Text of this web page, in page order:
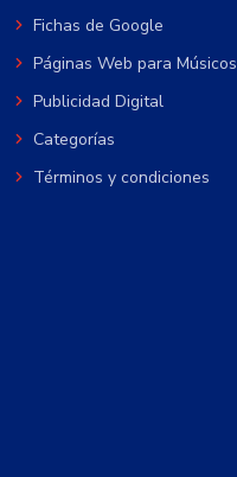
Fichas de Google
Páginas Web para Músicos
Publicidad Digital
Categorías
Términos y condiciones